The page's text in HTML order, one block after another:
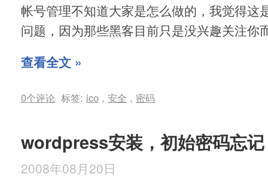
帐号管理不知道大家是怎么做的，我觉得这
问题，因为那些黑客目前只是没兴趣关注你
查看全文 »
0个评论 标签: ico , 安全 , 密码
wordpress安装，初始密码忘
2008年08月20日